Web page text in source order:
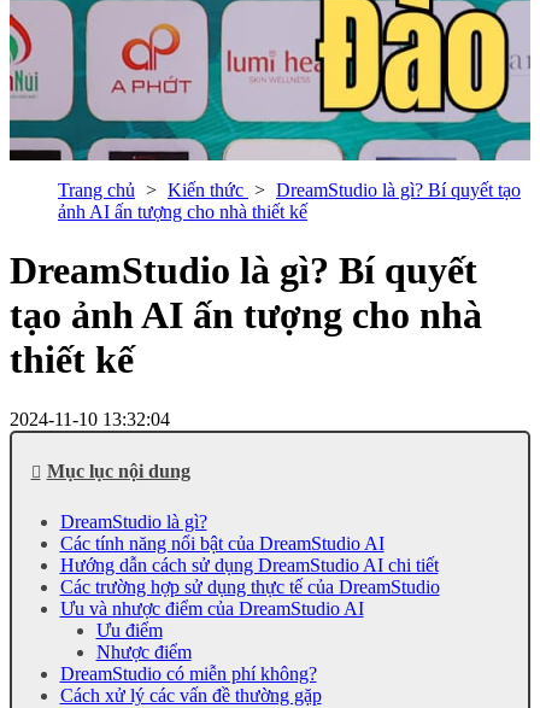
Trang chủ Kiến thức
DreamStudio là gì? Bí quyết tạo
ảnh AI ấn tượng cho nhà thiết kế
DreamStudio là gì? Bí quyết
tạo ảnh AI ấn tượng cho nhà
thiết kế
2024-11-10 13:32:04
Mục lục nội dung
DreamStudio là gì?
Các tính năng nổi bật của DreamStudio AI
Hướng dẫn cách sử dụng DreamStudio AI chi tiết
Các trường hợp sử dụng thực tế của DreamStudio
Ưu và nhược điểm của DreamStudio AI
Ưu điểm
Nhược điểm
DreamStudio có miễn phí không?
Cách xử lý các vấn đề thường gặp